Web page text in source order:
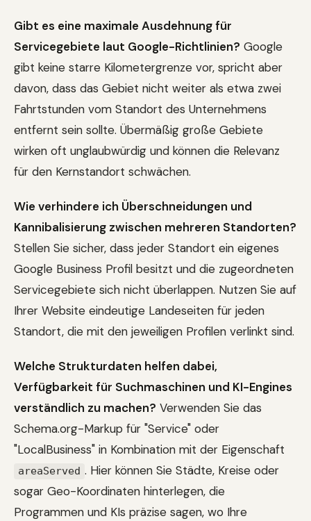
Gibt es eine maximale Ausdehnung für
Servicegebiete laut Google-Richtlinien? Google
gibt keine starre Kilometergrenze vor, spricht aber
davon, dass das Gebiet nicht weiter als etwa zwei
Fahrtstunden vom Standort des Unternehmens
entfernt sein sollte. Übermäßig große Gebiete
wirken oft unglaubwürdig und können die Relevanz
für den Kernstandort schwächen.
Wie verhindere ich Überschneidungen und
Kannibalisierung zwischen mehreren Standorten?
Stellen Sie sicher, dass jeder Standort ein eigenes
Google Business Profil besitzt und die zugeordneten
Servicegebiete sich nicht überlappen. Nutzen Sie auf
Ihrer Website eindeutige Landeseiten für jeden
Standort, die mit den jeweiligen Profilen verlinkt sind.
Welche Strukturdaten helfen dabei,
Verfügbarkeit für Suchmaschinen und KI-Engines
verständlich zu machen? Verwenden Sie das
Schema.org-Markup für "Service" oder
"LocalBusiness" in Kombination mit der Eigenschaft
areaServed . Hier können Sie Städte, Kreise oder
sogar Geo-Koordinaten hinterlegen, die
Programmen und KIs präzise sagen, wo Ihre